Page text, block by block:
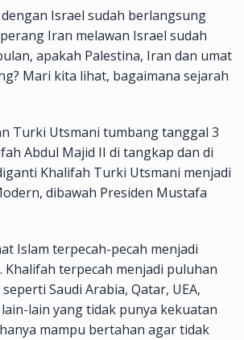
Israel sudah berlangsung
Iran melawan Israel sudah
apakah Palestina, Iran dan umat
Mari kita lihat, bagaimana sejarah
Turki Utsmani tumbang tanggal 3
Abdul Majid II di tangkap dan di
Khalifah Turki Utsmani menjadi
dibawah Presiden Mustafa
Islam terpecah-pecah menjadi
Khalifah terpecah menjadi puluhan
Saudi Arabia, Qatar, UEA,
lain yang tidak punya kekuatan
mampu bertahan agar tidak